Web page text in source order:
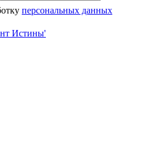
персональных данных